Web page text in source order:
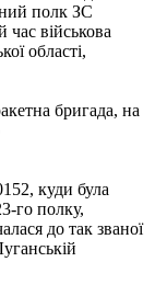
полк ЗС
час військова
області,
бригада, на
куди була
го полку,
до так званої